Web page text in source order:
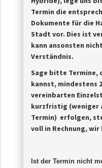
Termin die
Dokumente für die
Stadt vor. Dies ist
kann ansonsten
Verständnis.
Sage bitte Termine,
kannst, mindestens
vereinbarten
kurzfristig (weniger
Termin) erfolgen,
voll in Rechnung,
Ist der Termin nicht